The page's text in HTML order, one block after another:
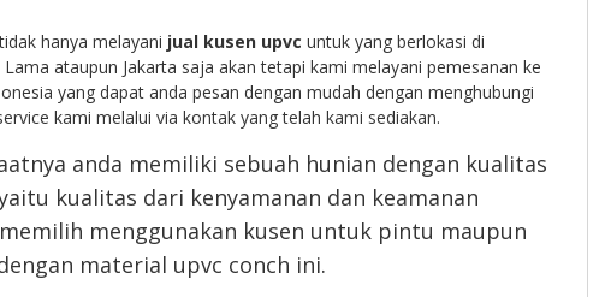
hanya melayani jual kusen upvc untuk yang berlokasi di
Lama ataupun Jakarta saja akan tetapi kami melayani pemesanan ke
yang dapat anda pesan dengan mudah dengan menghubungi
kami melalui via kontak yang telah kami sediakan.
anda memiliki sebuah hunian dengan kualitas
kualitas dari kenyamanan dan keamanan
menggunakan kusen untuk pintu maupun
material upvc conch ini.